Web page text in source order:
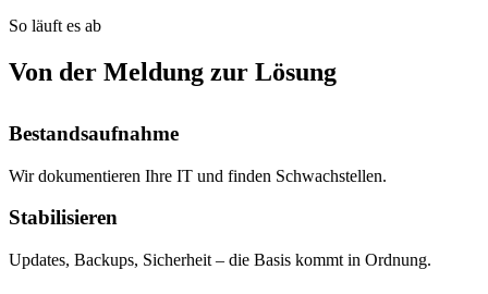
So läuft es ab
Von der Meldung zur Lösung
Bestandsaufnahme
Wir dokumentieren Ihre IT und finden Schwachstellen.
Stabilisieren
Updates, Backups, Sicherheit – die Basis kommt in Ordnung.